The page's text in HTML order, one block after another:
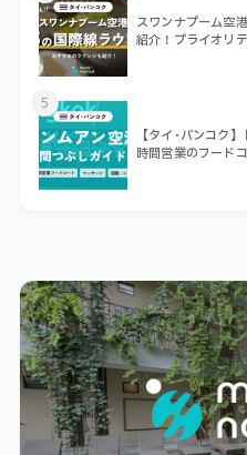
スワンナプーム空
紹介！プライオリ
5
【タイ･バンコク
時間営業のフード